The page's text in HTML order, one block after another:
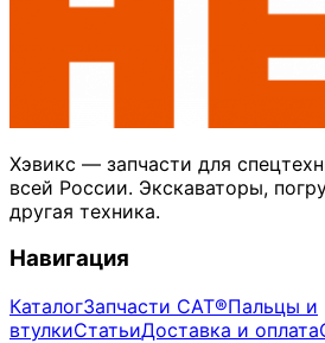
Хэвикс — запчасти для
всей России. Экскаваторы,
другая техника.
Навигация
КаталогЗапчасти CAT®Пальцы и
втулкиСтатьиДоставка и оплата